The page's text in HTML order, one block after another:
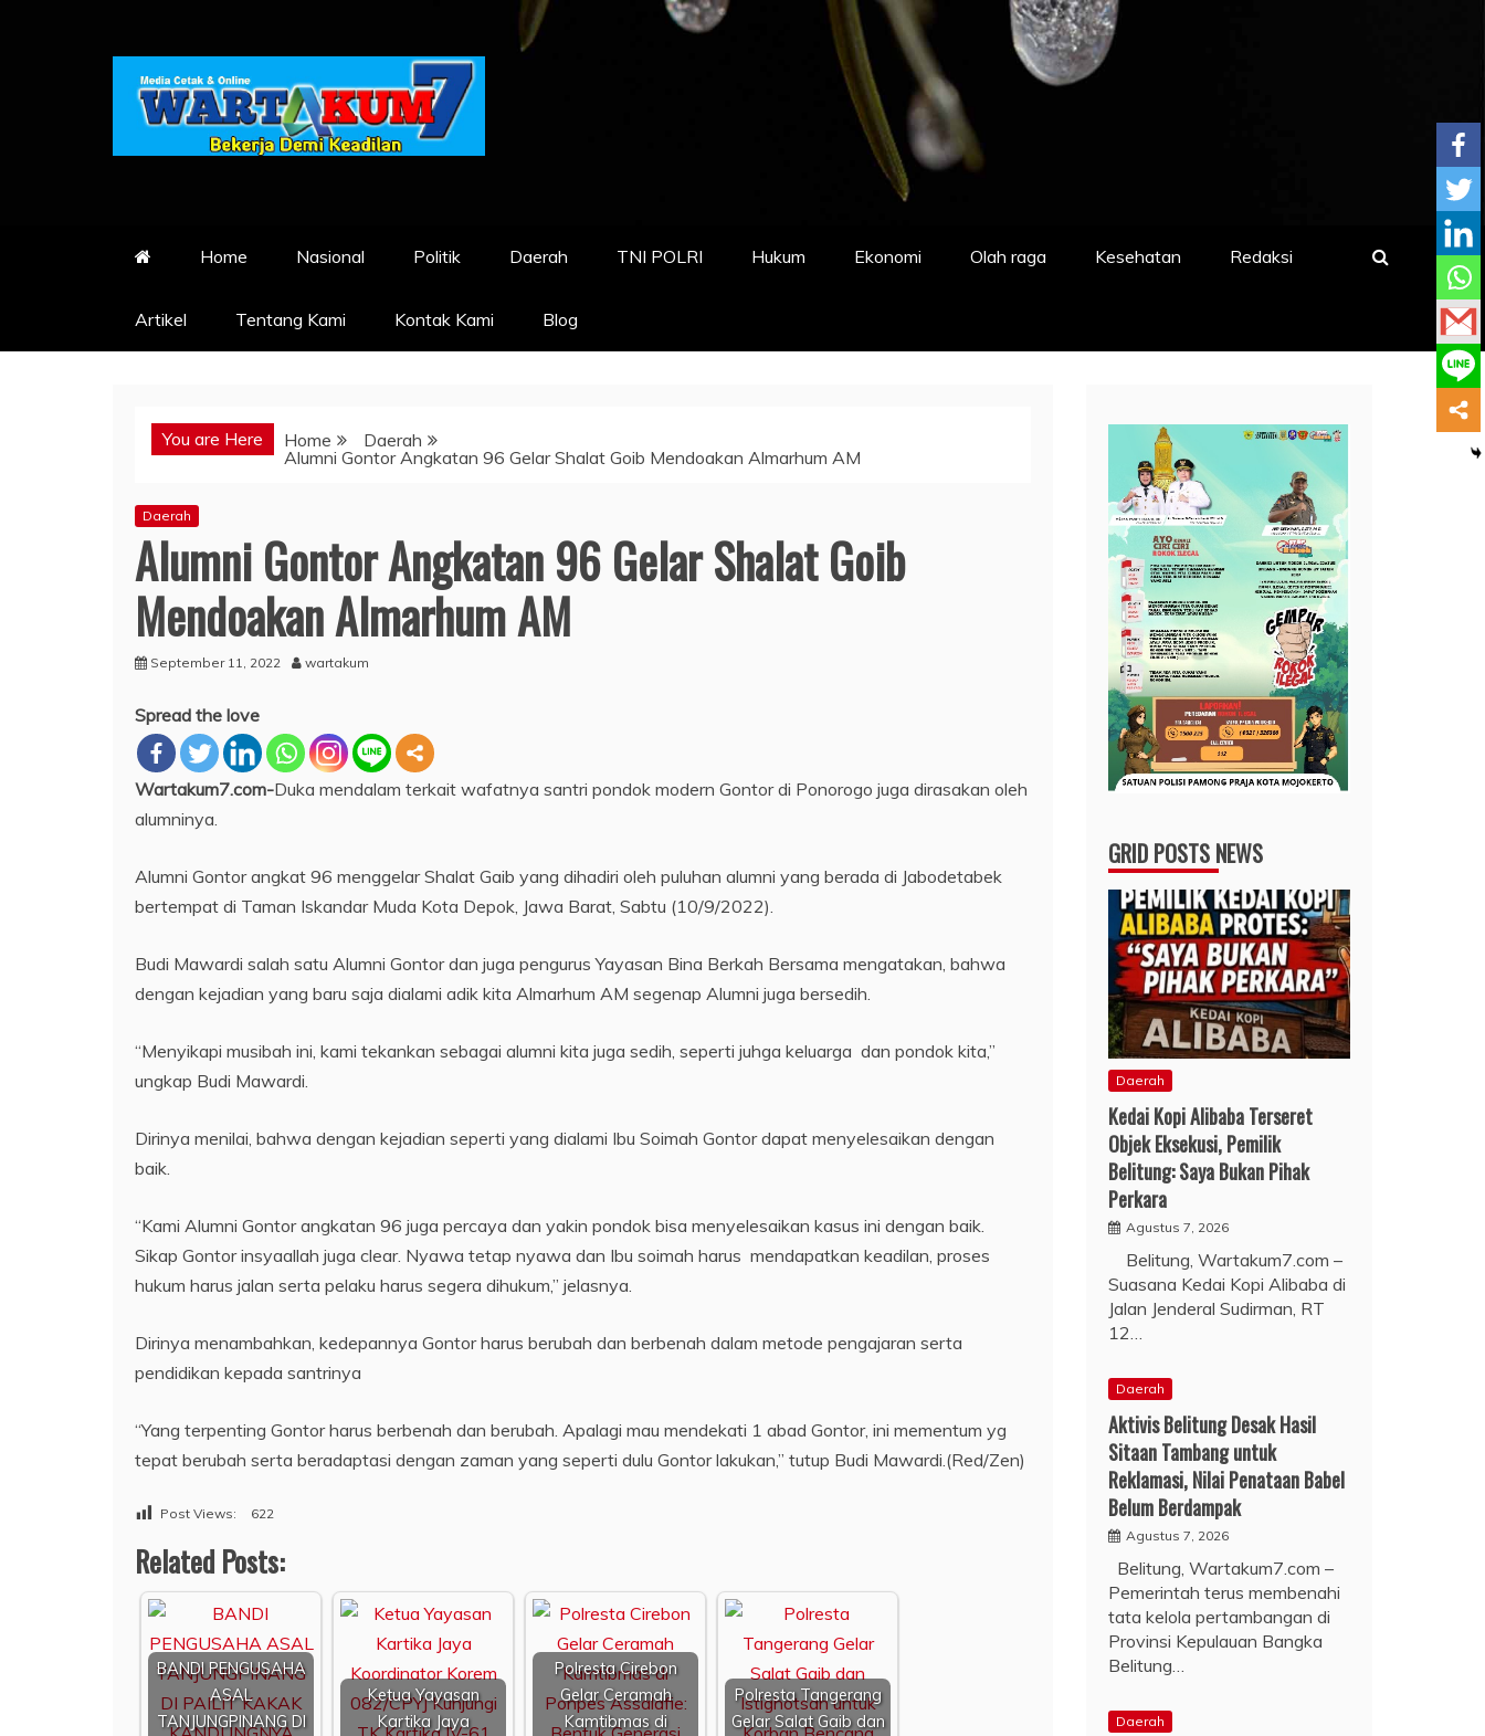
Home Nasional Politik Daerah TNI POLRI Hukum Ekonomi Olah raga Kesehatan Redaksi
Artikel Tentang Kami Kontak Kami Blog
You are Here Home
Daerah
Alumni Gontor Angkatan 96 Gelar Shalat Goib Mendoakan Almarhum AM
Daerah
Alumni Gontor Angkatan 96 Gelar Shalat Goib
Mendoakan Almarhum AM
September 11, 2022 wartakum
Spread the love
Wartakum7.com-Duka mendalam terkait wafatnya santri pondok modern Gontor di Ponorogo juga dirasakan oleh
alumninya.
Alumni Gontor angkat 96 menggelar Shalat Gaib yang dihadiri oleh puluhan alumni yang berada di Jabodetabek
bertempat di Taman Iskandar Muda Kota Depok, Jawa Barat, Sabtu (10/9/2022).
Budi Mawardi salah satu Alumni Gontor dan juga pengurus Yayasan Bina Berkah Bersama mengatakan, bahwa
dengan kejadian yang baru saja dialami adik kita Almarhum AM segenap Alumni juga bersedih.
“Menyikapi musibah ini, kami tekankan sebagai alumni kita juga sedih, seperti juhga keluarga dan pondok kita,”
ungkap Budi Mawardi.
Dirinya menilai, bahwa dengan kejadian seperti yang dialami Ibu Soimah Gontor dapat menyelesaikan dengan
baik.
“Kami Alumni Gontor angkatan 96 juga percaya dan yakin pondok bisa menyelesaikan kasus ini dengan baik.
Sikap Gontor insyaallah juga clear. Nyawa tetap nyawa dan Ibu soimah harus mendapatkan keadilan, proses
hukum harus jalan serta pelaku harus segera dihukum,” jelasnya.
Dirinya menambahkan, kedepannya Gontor harus berubah dan berbenah dalam metode pengajaran serta
pendidikan kepada santrinya
“Yang terpenting Gontor harus berbenah dan berubah. Apalagi mau mendekati 1 abad Gontor, ini mementum yg
tepat berubah serta beradaptasi dengan zaman yang seperti dulu Gontor lakukan,” tutup Budi Mawardi.(Red/Zen)
Post Views: 622
Related Posts:
BANDI PENGUSAHA
ASAL
TANJUNGPINANG DI
Ketua Yayasan
Kartika Jaya
Polresta Cirebon
Gelar Ceramah
Kamtibmas di
Polresta Tangerang
Gelar Salat Gaib dan
GRID POSTS NEWS
Daerah
Kedai Kopi Alibaba Terseret
Objek Eksekusi, Pemilik
Belitung: Saya Bukan Pihak
Perkara
Agustus 7, 2026
Belitung, Wartakum7.com –
Suasana Kedai Kopi Alibaba di
Jalan Jenderal Sudirman, RT
12…
Daerah
Aktivis Belitung Desak Hasil
Sitaan Tambang untuk
Reklamasi, Nilai Penataan Babel
Belum Berdampak
Agustus 7, 2026
Belitung, Wartakum7.com –
Pemerintah terus membenahi
tata kelola pertambangan di
Provinsi Kepulauan Bangka
Belitung…
Daerah